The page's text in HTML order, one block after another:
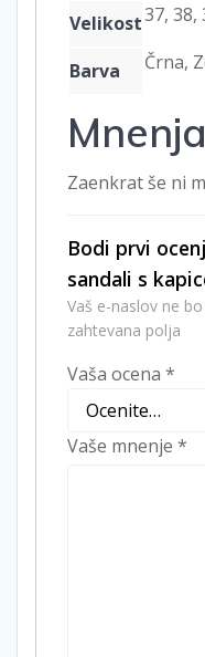
Velikost37, 38,
Barva Črna,
Mnenja
Zaenkrat še ni
Bodi prvi
sandali s
Vaš e-naslov ne
zahtevana polja
Vaša ocena *
Vaše mnenje *